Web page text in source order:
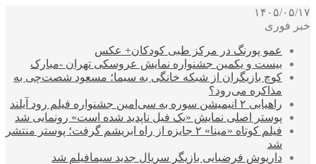
۱۴۰۵/۰۵/۱۷
خبر فوری
عمو پورنگ در مرکز طبی کودکان+ عکس
بیست و یکمین جشنواره نمایش عروسکی تهران -مبارک
کوچ بازیگران از شبکه خانگی به سیما؛ مسعود شصت‌چی به
مذاکره می‌رود؟
راهیابی ۲ انیمیشن سوره به سی‌امین جشنواره فیلم رود آیلند
پوستر اصلی نمایش «یک فیل ناپدید شده است» رونمایی شد
فیلم کوتاه «مینا» ۲ جایزه از راه ابریشم گرفت؛ پوستر منتشر
شد
داریوش فرضیایی بازیگر سریال جدید سیمافیلم شد